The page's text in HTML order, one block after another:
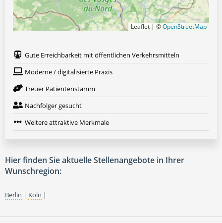
Leaflet | ©OpenStreetMap
Gute Erreichbarkeit mit öffentlichen Verkehrsmitteln
Moderne / digitalisierte Praxis
Treuer Patientenstamm
Nachfolger gesucht
Weitere attraktive Merkmale
Hier finden Sie aktuelle Stellenangebote in Ihrer
Wunschregion:
Berlin | Köln |